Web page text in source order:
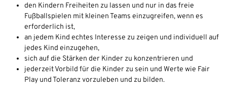
den Kindern Freiheiten zu lassen und nur in das freie
Fußballspielen mit kleinen Teams einzugreifen, wenn es
erforderlich ist,
an jedem Kind echtes Interesse zu zeigen und individuell auf
jedes Kind einzugehen,
sich auf die Stärken der Kinder zu konzentrieren und
jederzeit Vorbild für die Kinder zu sein und Werte wie Fair
Play und Toleranz vorzuleben und zu bilden.
IHR LOGIN
Benutzeranmeldung